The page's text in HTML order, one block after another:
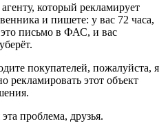
который рекламирует
и пишете: у вас 72 часа,
это письмо в ФАС, и вас
покупателей, пожалуйста, я
рекламировать этот объект
проблема, друзья.